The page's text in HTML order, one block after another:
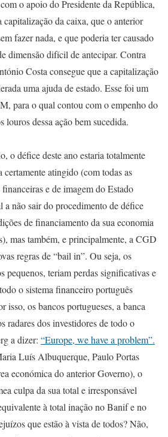
o apoio do Presidente da República,
capitalização da caixa, que o anterior
fazer nada, e que poderia ter causado
dimensão difícil de antecipar. Contra
Costa consegue que a capitalização
uma ajuda de estado. Esse foi um
para o qual contou com o empenho do
louros dessa ação bem sucedida.
o défice deste ano estaria totalmente
atingido (com todas as
e de imagem do Estado
a não sair do procedimento de défice
de financiamento da sua economia
mas também, e principalmente, a CGD
regras de “bail in”. Ou seja, os
pequenos, teriam perdas significativas e
o sistema financeiro português
isso, os bancos portugueses, a banca
radares dos investidores de todo o
a dizer: “Europe, we have a problem”.
Luís Albuquerque, Paulo Portas
económica do anterior Governo), o
culpa da sua total e irresponsável
à total inação no Banif e no
que estão à vista de todos? Não,